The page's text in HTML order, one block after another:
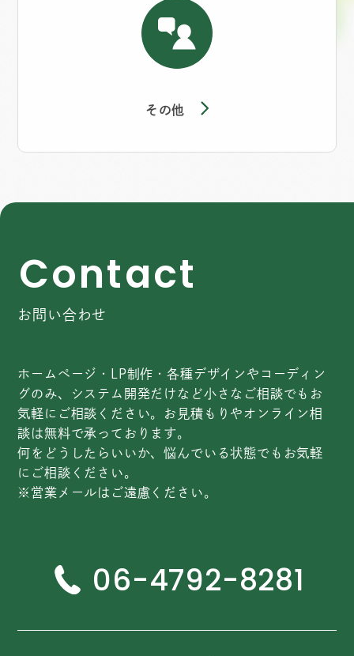
その他
Contact
お問い合わせ
ホームページ・LP制作・各種デザインやコーディン
グのみ、システム開発だけなど小さなご相談でもお
気軽にご相談ください。お見積もりやオンライン相
談は無料で承っております。
何をどうしたらいいか、悩んでいる状態でもお気軽
にご相談ください。
※営業メールはご遠慮ください。
06-4792-8281